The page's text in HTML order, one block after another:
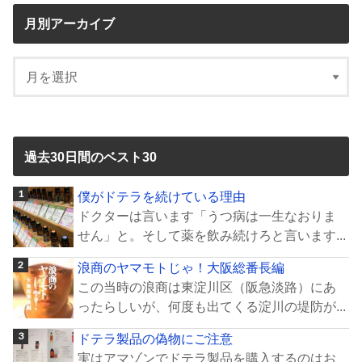
月別アーカイブ
過去30日間のベスト30
僕がドテラを続けている理由
ドクターは言います「うつ病は一生なおりま
せん」と。そして薬を飲み続けろと言います...
浪商のヤマモトじゃ！大阪総番長編
この当時の浪商は東淀川区（阪急淡路）にあ
ったらしいが、何度も出てくる淀川の堤防が...
ドテラ製品の偽物にご注意
実はアマゾンでドテラ製品を購入するのはお